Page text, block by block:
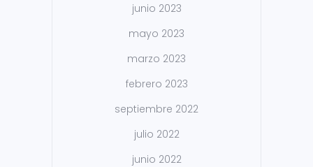
junio 2023
mayo 2023
marzo 2023
febrero 2023
septiembre 2022
julio 2022
junio 2022